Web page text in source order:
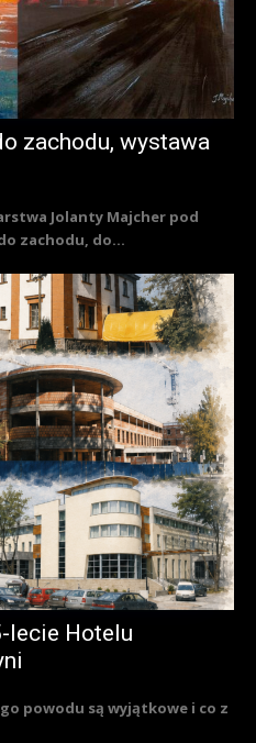
zachodu, wystawa
Jolanty Majcher pod
zachodu, do...
lecie Hotelu
powodu są wyjątkowe i co z